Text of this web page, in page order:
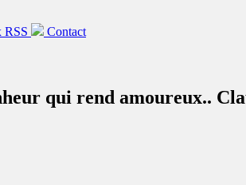
RSS Contact
qui rend amoureux..